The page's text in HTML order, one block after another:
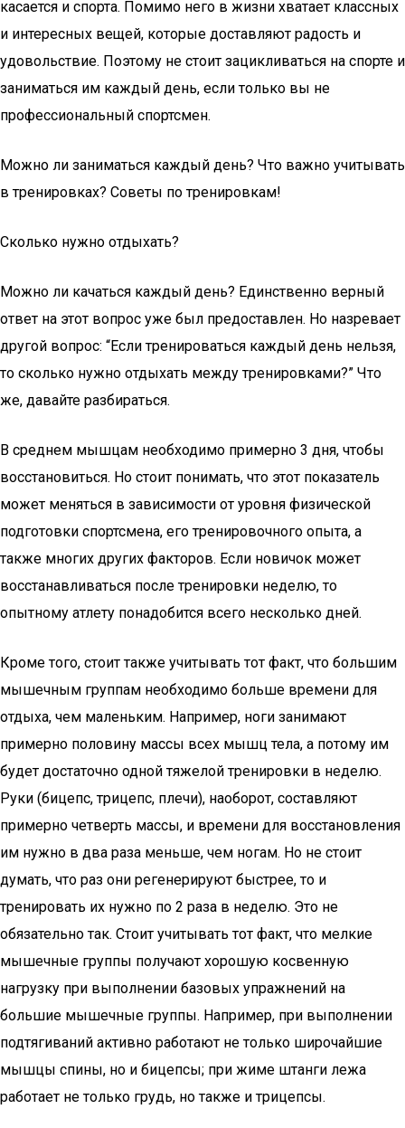
касается и спорта. Помимо него в жизни хватает классных
и интересных вещей, которые доставляют радость и
удовольствие. Поэтому не стоит зацикливаться на спорте и
заниматься им каждый день, если только вы не
профессиональный спортсмен.
Можно ли заниматься каждый день? Что важно учитывать
в тренировках? Советы по тренировкам!
Сколько нужно отдыхать?
Можно ли качаться каждый день? Единственно верный
ответ на этот вопрос уже был предоставлен. Но назревает
другой вопрос: “Если тренироваться каждый день нельзя,
то сколько нужно отдыхать между тренировками?” Что
же, давайте разбираться.
В среднем мышцам необходимо примерно 3 дня, чтобы
восстановиться. Но стоит понимать, что этот показатель
может меняться в зависимости от уровня физической
подготовки спортсмена, его тренировочного опыта, а
также многих других факторов. Если новичок может
восстанавливаться после тренировки неделю, то
опытному атлету понадобится всего несколько дней.
Кроме того, стоит также учитывать тот факт, что большим
мышечным группам необходимо больше времени для
отдыха, чем маленьким. Например, ноги занимают
примерно половину массы всех мышц тела, а потому им
будет достаточно одной тяжелой тренировки в неделю.
Руки (бицепс, трицепс, плечи), наоборот, составляют
примерно четверть массы, и времени для восстановления
им нужно в два раза меньше, чем ногам. Но не стоит
думать, что раз они регенерируют быстрее, то и
тренировать их нужно по 2 раза в неделю. Это не
обязательно так. Стоит учитывать тот факт, что мелкие
мышечные группы получают хорошую косвенную
нагрузку при выполнении базовых упражнений на
большие мышечные группы. Например, при выполнении
подтягиваний активно работают не только широчайшие
мышцы спины, но и бицепсы; при жиме штанги лежа
работает не только грудь, но также и трицепсы.